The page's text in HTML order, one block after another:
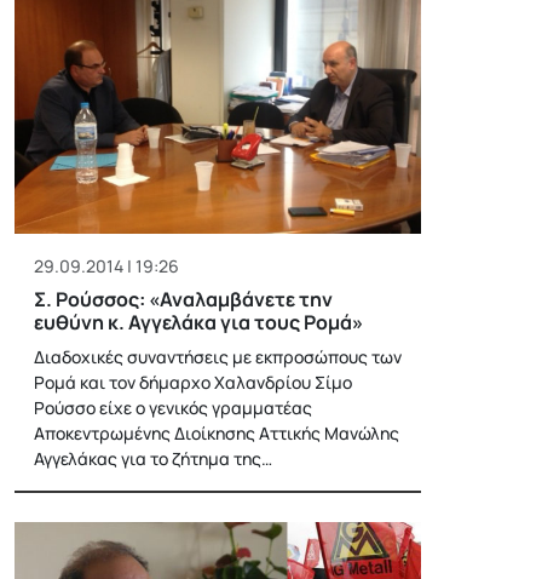
29.09.2014 | 19:26
Σ. Ρούσσος: «Αναλαμβάνετε την
ευθύνη κ. Αγγελάκα για τους Ρομά»
Διαδοχικές συναντήσεις με εκπροσώπους των
Ρομά και τον δήμαρχο Χαλανδρίου Σίμο
Ρούσσο είχε ο γενικός γραμματέας
Αποκεντρωμένης Διοίκησης Αττικής Μανώλης
Αγγελάκας για το ζήτημα της…